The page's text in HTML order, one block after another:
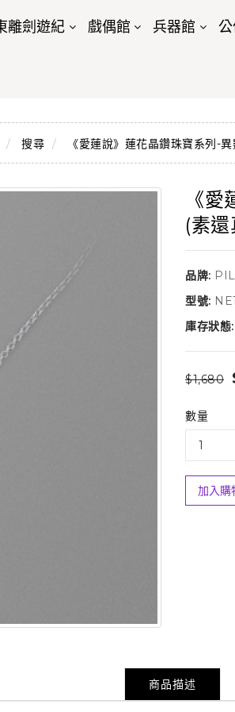
離劍遊紀 戲偶館 兵器館
搜尋 《愛蓮說》蓮花晶鑽珠寶系列-
《
(素還
品牌:
型號:
庫存狀態:
$1,680
數量
加入購
商品描述